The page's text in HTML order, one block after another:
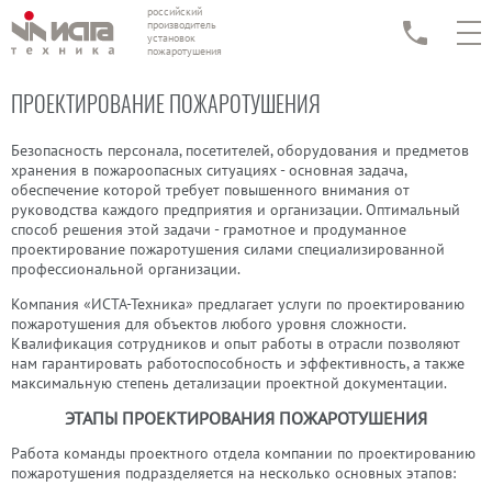
российский
производитель
установок
пожаротушения
ПРОЕКТИРОВАНИЕ ПОЖАРОТУШЕНИЯ
Безопасность персонала, посетителей, оборудования и предметов
хранения в пожароопасных ситуациях - основная задача,
обеспечение которой требует повышенного внимания от
руководства каждого предприятия и организации. Оптимальный
способ решения этой задачи - грамотное и продуманное
проектирование пожаротушения силами специализированной
профессиональной организации.
Компания «ИСТА-Техника» предлагает услуги по проектированию
пожаротушения для объектов любого уровня сложности.
Квалификация сотрудников и опыт работы в отрасли позволяют
нам гарантировать работоспособность и эффективность, а также
максимальную степень детализации проектной документации.
ЭТАПЫ ПРОЕКТИРОВАНИЯ ПОЖАРОТУШЕНИЯ
Работа команды проектного отдела компании по проектированию
пожаротушения подразделяется на несколько основных этапов: